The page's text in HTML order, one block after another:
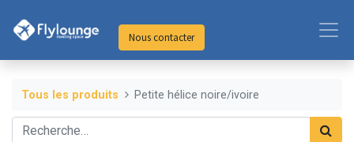
Nous contacter
Tous les produits Petite hélice noire/ivoire